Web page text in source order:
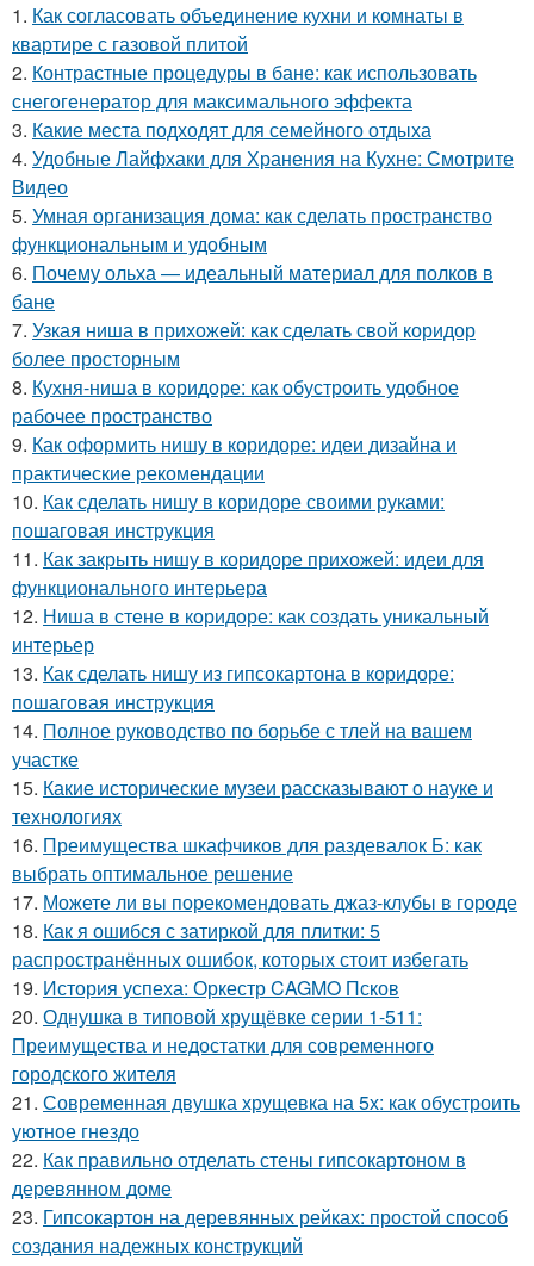
1. Как согласовать объединение кухни и комнаты в
квартире с газовой плитой
2. Контрастные процедуры в бане: как использовать
снегогенератор для максимального эффекта
3. Какие места подходят для семейного отдыха
4. Удобные Лайфхаки для Хранения на Кухне: Смотрите
Видео
5. Умная организация дома: как сделать пространство
функциональным и удобным
6. Почему ольха — идеальный материал для полков в
бане
7. Узкая ниша в прихожей: как сделать свой коридор
более просторным
8. Кухня-ниша в коридоре: как обустроить удобное
рабочее пространство
9. Как оформить нишу в коридоре: идеи дизайна и
практические рекомендации
10. Как сделать нишу в коридоре своими руками:
пошаговая инструкция
11. Как закрыть нишу в коридоре прихожей: идеи для
функционального интерьера
12. Ниша в стене в коридоре: как создать уникальный
интерьер
13. Как сделать нишу из гипсокартона в коридоре:
пошаговая инструкция
14. Полное руководство по борьбе с тлей на вашем
участке
15. Какие исторические музеи рассказывают о науке и
технологиях
16. Преимущества шкафчиков для раздевалок Б: как
выбрать оптимальное решение
17. Можете ли вы порекомендовать джаз-клубы в городе
18. Как я ошибся с затиркой для плитки: 5
распространённых ошибок, которых стоит избегать
19. История успеха: Оркестр CAGMO Псков
20. Однушка в типовой хрущёвке серии 1-511:
Преимущества и недостатки для современного
городского жителя
21. Современная двушка хрущевка на 5х: как обустроить
уютное гнездо
22. Как правильно отделать стены гипсокартоном в
деревянном доме
23. Гипсокартон на деревянных рейках: простой способ
создания надежных конструкций